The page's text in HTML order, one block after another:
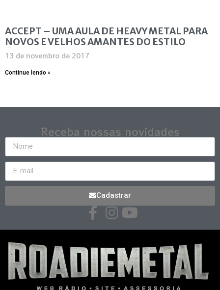
ACCEPT – UMA AULA DE HEAVY METAL PARA
NOVOS E VELHOS AMANTES DO ESTILO
13 de novembro de 2017
Continue lendo »
Receba nossas novidades
Cadastrar